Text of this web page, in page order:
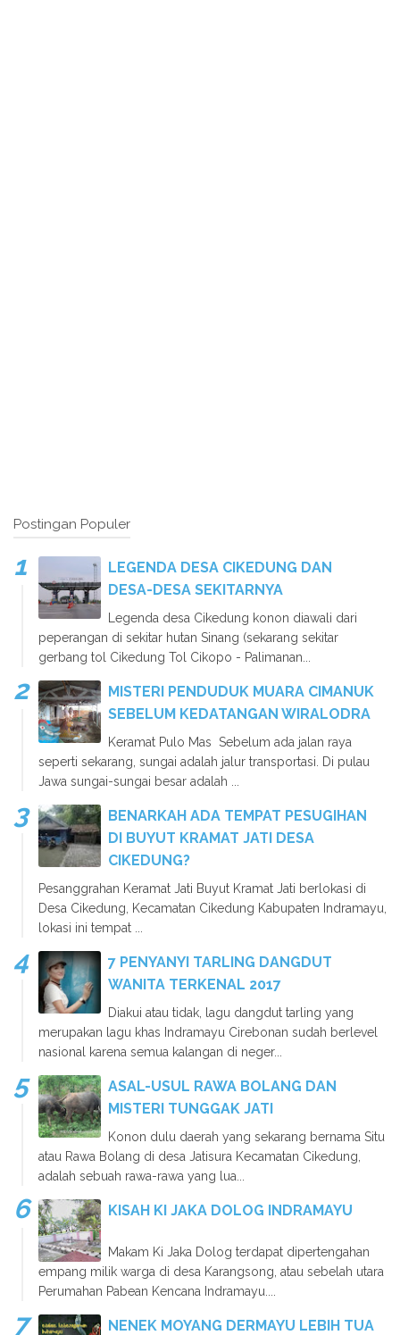
Postingan Populer
LEGENDA DESA CIKEDUNG DAN
DESA-DESA SEKITARNYA
Legenda desa Cikedung konon diawali dari
peperangan di sekitar hutan Sinang (sekarang sekitar
gerbang tol Cikedung Tol Cikopo - Palimanan...
MISTERI PENDUDUK MUARA CIMANUK
SEBELUM KEDATANGAN WIRALODRA
Keramat Pulo Mas Sebelum ada jalan raya
seperti sekarang, sungai adalah jalur transportasi. Di pulau
Jawa sungai-sungai besar adalah ...
BENARKAH ADA TEMPAT PESUGIHAN
DI BUYUT KRAMAT JATI DESA
CIKEDUNG?
Pesanggrahan Keramat Jati Buyut Kramat Jati berlokasi di
Desa Cikedung, Kecamatan Cikedung Kabupaten Indramayu,
lokasi ini tempat ...
7 PENYANYI TARLING DANGDUT
WANITA TERKENAL 2017
Diakui atau tidak, lagu dangdut tarling yang
merupakan lagu khas Indramayu Cirebonan sudah berlevel
nasional karena semua kalangan di neger...
ASAL-USUL RAWA BOLANG DAN
MISTERI TUNGGAK JATI
Konon dulu daerah yang sekarang bernama Situ
atau Rawa Bolang di desa Jatisura Kecamatan Cikedung,
adalah sebuah rawa-rawa yang lua...
KISAH KI JAKA DOLOG INDRAMAYU
Makam Ki Jaka Dolog terdapat dipertengahan
empang milik warga di desa Karangsong, atau sebelah utara
Perumahan Pabean Kencana Indramayu....
NENEK MOYANG DERMAYU LEBIH TUA